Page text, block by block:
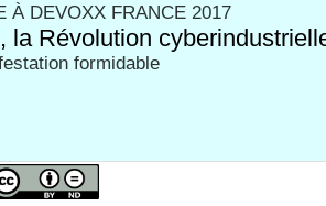
À DEVOXX FRANCE 2017
la Révolution
formidable